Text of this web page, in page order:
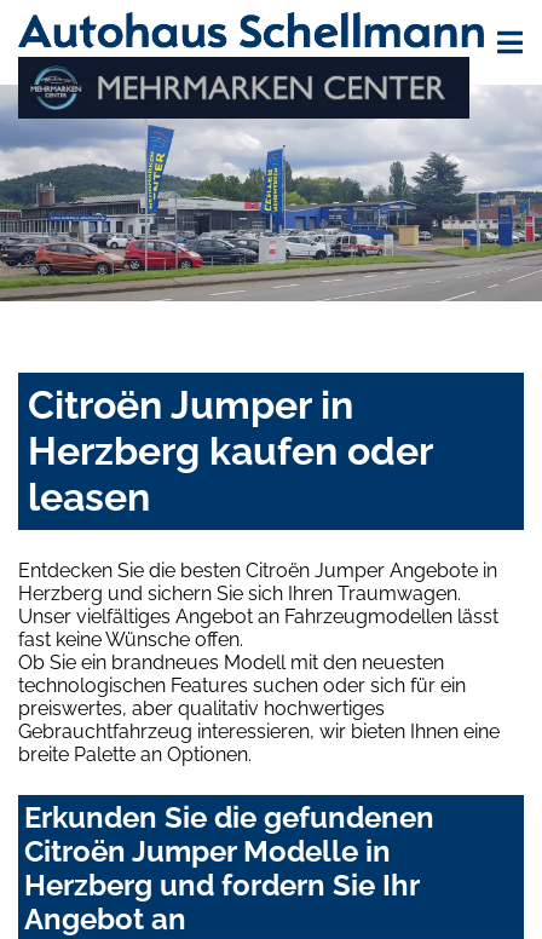
Citroën Jumper in
Herzberg kaufen oder
leasen
Entdecken Sie die besten Citroën Jumper Angebote in
Herzberg und sichern Sie sich Ihren Traumwagen.
Unser vielfältiges Angebot an Fahrzeugmodellen lässt
fast keine Wünsche offen.
Ob Sie ein brandneues Modell mit den neuesten
technologischen Features suchen oder sich für ein
preiswertes, aber qualitativ hochwertiges
Gebrauchtfahrzeug interessieren, wir bieten Ihnen eine
breite Palette an Optionen.
Erkunden Sie die gefundenen
Citroën Jumper Modelle in
Herzberg und fordern Sie Ihr
Angebot an